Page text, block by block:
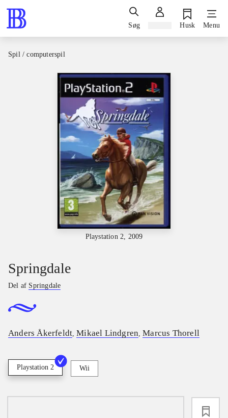
Søg Husk Menu
Spil / computerspil
Playstation 2, 2009
Springdale
Del af Springdale
Anders Åkerfeldt ,Mikael Lindgren ,Marcus Thorell
Playstation 2 Wii